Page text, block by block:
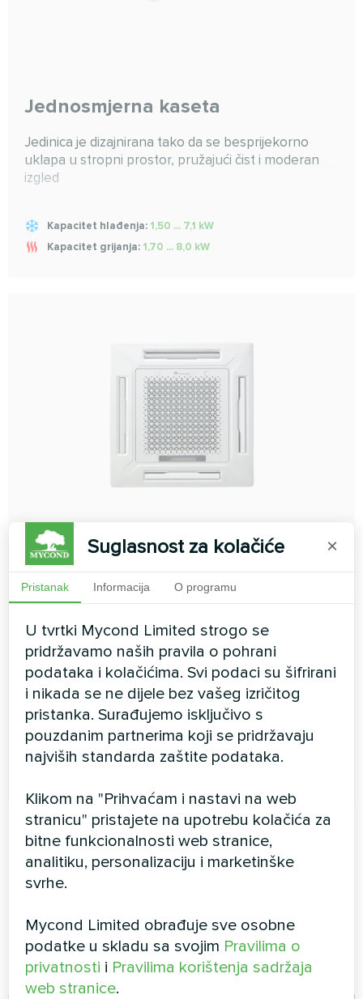
Jednosmjerna kaseta
Jedinica je dizajnirana tako da se besprijekorno
uklapa u stropni prostor, pružajući čist i moderan
izgled
Kapacitet hlađenja: 1,50 ... 7,1 kW
Kapacitet grijanja: 1,70 ... 8,0 kW
4-smjerne kasetne
ventilokonvektorske jedinice serije
MCFK-T2
Kasetna ventilokonvektorska jedinica postavlja se
na strop, čime ne zauzima dragocjeni prostor na
zidovima i ne narušava dizajn interijera. Ova vrsta se
najčešće koristi u poslovnim prostorima s ne
previsokim stropovima.
Kapacitet hlađenja:2,4 ... 12,6 kW
VIŠE PROIZVODA
Blog
Suglasnost za kolačiće ×
Pristanak Informacija O programu
U tvrtki Mycond Limited strogo se
pridržavamo naših pravila o pohrani
podataka i kolačićima. Svi podaci su šifrirani
i nikada se ne dijele bez vašeg izričitog
pristanka. Surađujemo isključivo s
pouzdanim partnerima koji se pridržavaju
najviših standarda zaštite podataka.
Klikom na "Prihvaćam i nastavi na web
stranicu" pristajete na upotrebu kolačića za
bitne funkcionalnosti web stranice,
analitiku, personalizaciju i marketinške
svrhe.
Mycond Limited obrađuje sve osobne
podatke u skladu sa svojim Pravilima o
privatnosti i Pravilima korištenja sadržaja
web stranice.